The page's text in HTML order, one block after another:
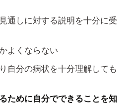
通しに対する説明を十分に受
よくならない
自分の病状を十分理解しても
ために自分でできることを知